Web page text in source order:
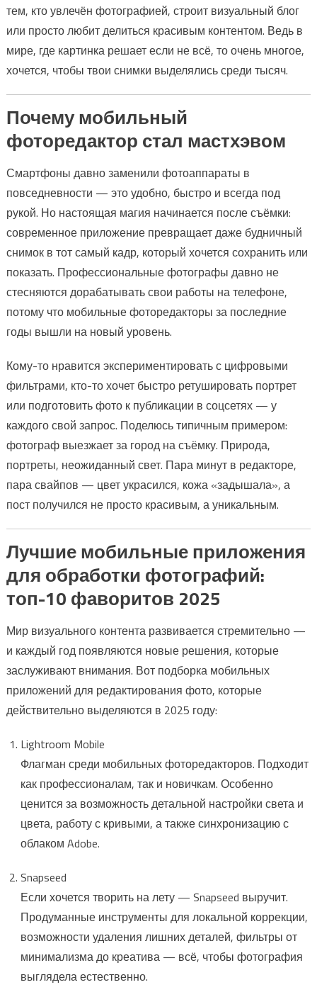
тем, кто увлечён фотографией, строит визуальный блог
или просто любит делиться красивым контентом. Ведь в
мире, где картинка решает если не всё, то очень многое,
хочется, чтобы твои снимки выделялись среди тысяч.
Почему мобильный
фоторедактор стал мастхэвом
Смартфоны давно заменили фотоаппараты в
повседневности — это удобно, быстро и всегда под
рукой. Но настоящая магия начинается после съёмки:
современное приложение превращает даже будничный
снимок в тот самый кадр, который хочется сохранить или
показать. Профессиональные фотографы давно не
стесняются дорабатывать свои работы на телефоне,
потому что мобильные фоторедакторы за последние
годы вышли на новый уровень.
Кому-то нравится экспериментировать с цифровыми
фильтрами, кто-то хочет быстро ретушировать портрет
или подготовить фото к публикации в соцсетях — у
каждого свой запрос. Поделюсь типичным примером:
фотограф выезжает за город на съёмку. Природа,
портреты, неожиданный свет. Пара минут в редакторе,
пара свайпов — цвет украсился, кожа «задышала», а
пост получился не просто красивым, а уникальным.
Лучшие мобильные приложения
для обработки фотографий:
топ-10 фаворитов 2025
Мир визуального контента развивается стремительно —
и каждый год появляются новые решения, которые
заслуживают внимания. Вот подборка мобильных
приложений для редактирования фото, которые
действительно выделяются в 2025 году:
Lightroom Mobile
Флагман среди мобильных фоторедакторов. Подходит
как профессионалам, так и новичкам. Особенно
ценится за возможность детальной настройки света и
цвета, работу с кривыми, а также синхронизацию с
облаком Adobe.
Snapseed
Если хочется творить на лету — Snapseed выручит.
Продуманные инструменты для локальной коррекции,
возможности удаления лишних деталей, фильтры от
минимализма до креатива — всё, чтобы фотография
выглядела естественно.